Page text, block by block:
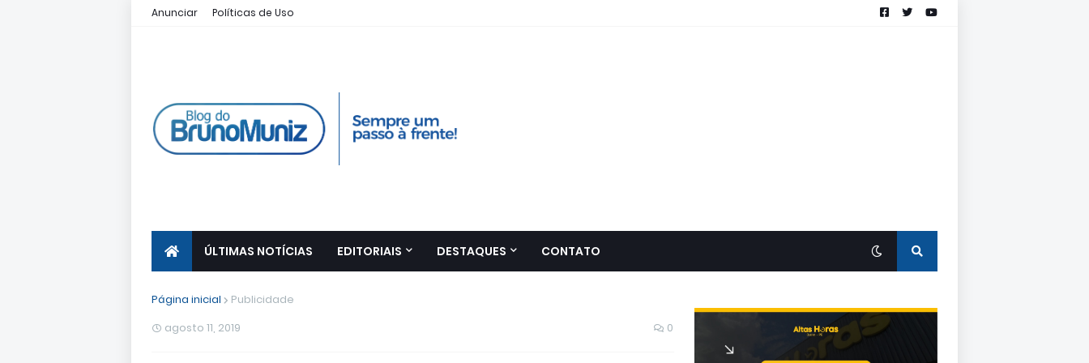
Anunciar Políticas de Uso
ÚLTIMAS NOTÍCIAS EDITORIAIS DESTAQUES CONTATO
Página inicial
Publicidade
agosto 11, 2019
0